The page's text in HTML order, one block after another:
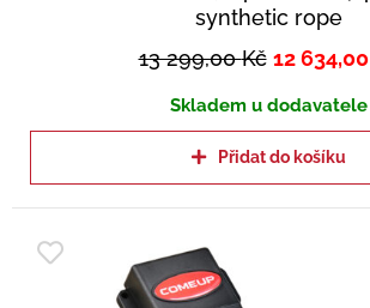
synthetic rope
13 299,00Kč 12 634,00
Skladem u dodavatele
Přidat do košíku